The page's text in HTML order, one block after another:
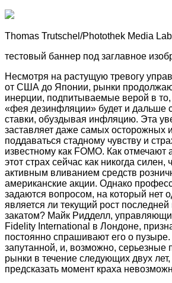
Thomas Trutschel/Photothek Media
тестовый баннер под заглавное
Несмотря на растущую тревогу
от США до Японии, рынки
инерции, подпитываемые верой в
«фея дезинфляции» будет и дальше
ставки, обуздывая инфляцию. Эта
заставляет даже самых осторожных
поддаваться стадному чувству и
известному как FOMO. Как отмечают
этот страх сейчас как никогда силен,
активным вливанием средств
американские акции. Однако
задаются вопросом, на который нет
является ли текущий рост
закатом? Майк Ридделл,
Fidelity International в Лондоне,
постоянно спрашивают его о
запутанной, и, возможно, серьезные
рынки в течение следующих двух лет,
предсказать момент краха